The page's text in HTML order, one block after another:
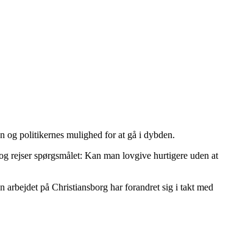
og politikernes mulighed for at gå i dybden.
rejser spørgsmålet: Kan man lovgive hurtigere uden at
på Christiansborg har forandret sig i takt med